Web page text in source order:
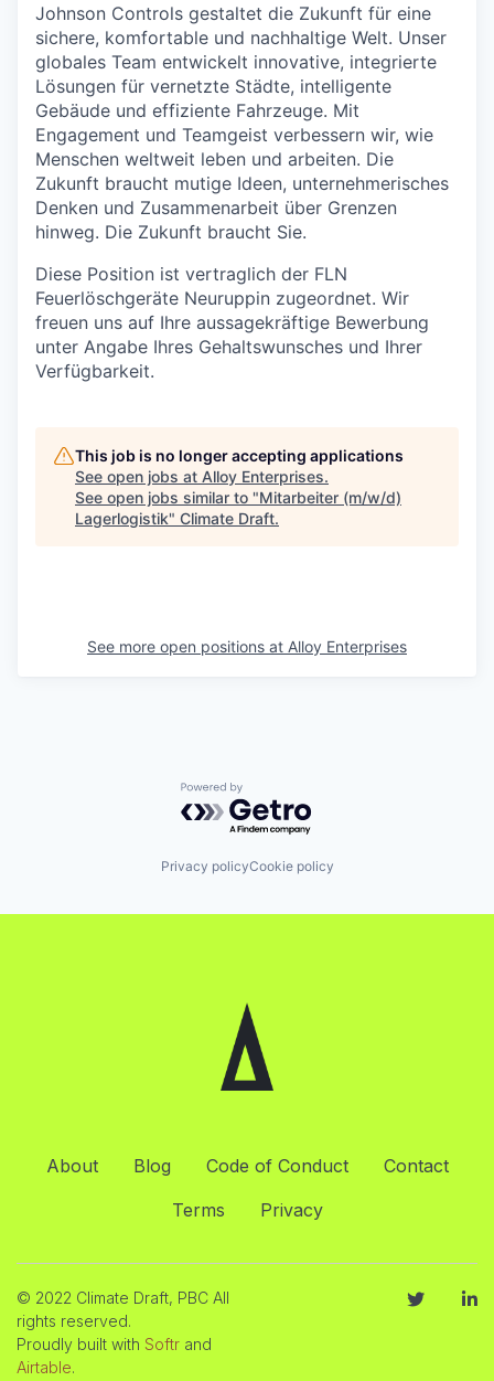
Johnson Controls gestaltet die Zukunft für eine
sichere, komfortable und nachhaltige Welt. Unser
globales Team entwickelt innovative, integrierte
Lösungen für vernetzte Städte, intelligente
Gebäude und effiziente Fahrzeuge. Mit
Engagement und Teamgeist verbessern wir, wie
Menschen weltweit leben und arbeiten. Die
Zukunft braucht mutige Ideen, unternehmerisches
Denken und Zusammenarbeit über Grenzen
hinweg. Die Zukunft braucht Sie.
Diese Position ist vertraglich der FLN
Feuerlöschgeräte Neuruppin zugeordnet. Wir
freuen uns auf Ihre aussagekräftige Bewerbung
unter Angabe Ihres Gehaltswunsches und Ihrer
Verfügbarkeit.
This job is no longer accepting applications
See open jobs at Alloy Enterprises.
See open jobs similar to "Mitarbeiter (m/w/d)
Lagerlogistik" Climate Draft.
See more open positions at Alloy Enterprises
Powered by Getro.com
Privacy policyCookie policy
About Blog Code of Conduct
Contact
Terms
Privacy
© 2022 Climate Draft, PBC All
rights reserved.
Proudly built with Softr and
Airtable.